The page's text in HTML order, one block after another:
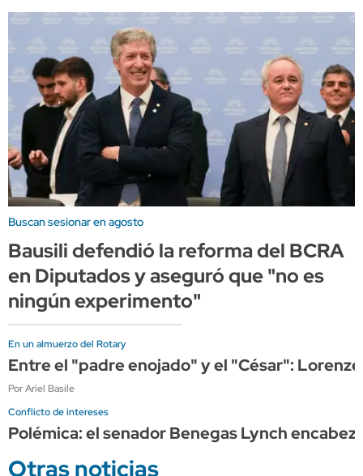
Buscan sesionar en agosto
Bausili defendió la reforma del BCRA
en Diputados y aseguró que "no es
ningún experimento"
En un almuerzo del Rotary
Entre el "padre enojado" y el "César":
Por Ariel Basile
Conflicto de intereses
Polémica: el senador Benegas Lynch
Otras noticias